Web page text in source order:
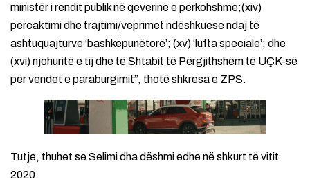
ministër i rendit publik në qeverinë e përkohshme;(xiv)
përcaktimi dhe trajtimi/veprimet ndëshkuese ndaj të
ashtuquajturve ‘bashkëpunëtorë’; (xv) ‘lufta speciale’; dhe
(xvi) njohuritë e tij dhe të Shtabit të Përgjithshëm të UÇK-së
për vendet e paraburgimit”, thotë shkresa e ZPS.
Tutje, thuhet se Selimi dha dëshmi edhe në shkurt të vitit
2020.